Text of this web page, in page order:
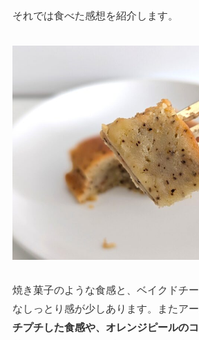
それでは食べた感想を紹介します。
焼き菓子のような食感と、ベイクドチ
なしっとり感が少しあります。またア
チプチした食感や、オレンジピールの